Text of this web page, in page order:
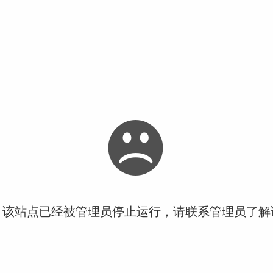
站点已经被管理员停止运行，请联系管理员了